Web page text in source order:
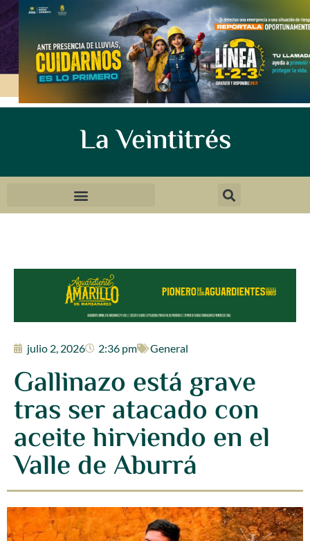
La Veintitrés
julio 2, 2026 2:36 pm General
Gallinazo está grave
tras ser atacado con
aceite hirviendo en el
Valle de Aburrá